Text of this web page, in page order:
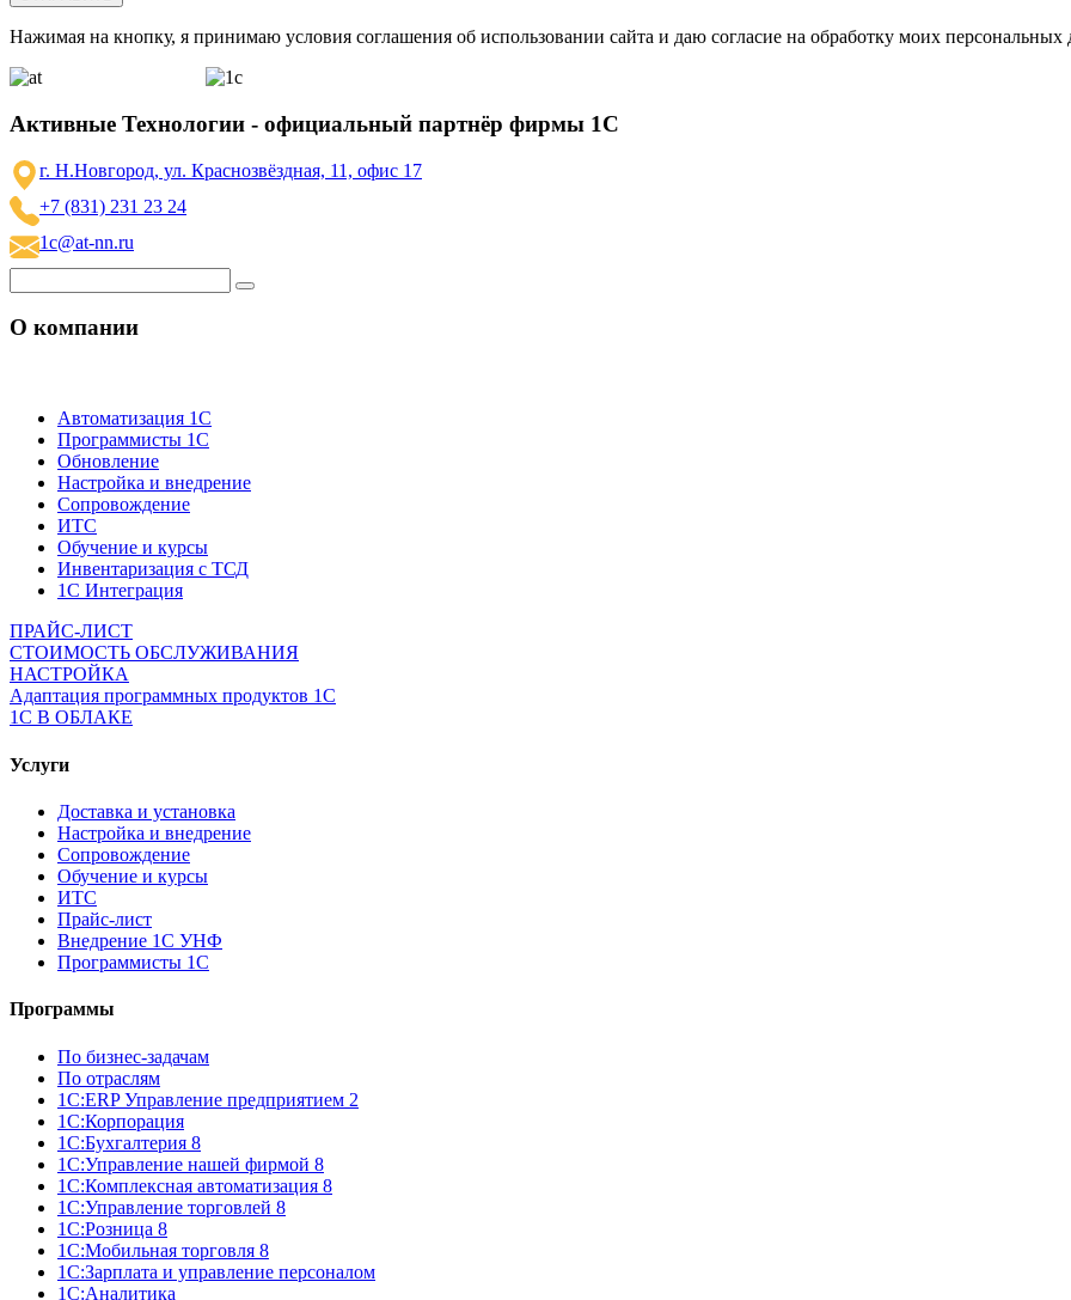
Нажимая на кнопку, я принимаю условия соглашения об использовании сайта и даю согласие на обработку моих персональных
Активные Технологии - официальный партнёр фирмы 1С
г. Н.Новгород, ул. Краснозвёздная, 11, офис 17
+7 (831) 231 23 24
1c@at-nn.ru
О компании
Автоматизация 1С
Программисты 1С
Обновление
Настройка и внедрение
Сопровождение
ИТС
Обучение и курсы
Инвентаризация с ТСД
1С Интеграция
ПРАЙС-ЛИСТ
СТОИМОСТЬ ОБСЛУЖИВАНИЯ
НАСТРОЙКА
Адаптация программных продуктов 1С
1С В ОБЛАКЕ
Услуги
Доставка и установка
Настройка и внедрение
Сопровождение
Обучение и курсы
ИТС
Прайс-лист
Внедрение 1С УНФ
Программисты 1С
Программы
По бизнес-задачам
По отраслям
1C:ERP Управление предприятием 2
1С:Корпорация
1С:Бухгалтерия 8
1С:Управление нашей фирмой 8
1С:Комплексная автоматизация 8
1С:Управление торговлей 8
1С:Розница 8
1С:Мобильная торговля 8
1С:Зарплата и управление персоналом
1С:Аналитика